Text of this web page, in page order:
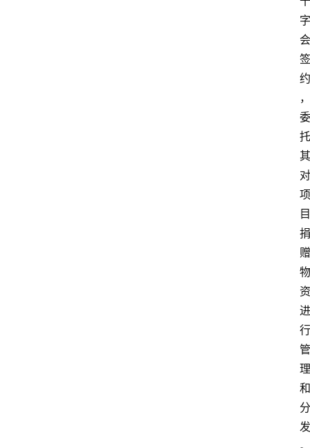
字
会
签
约
，
委
托
其
对
项
目
捐
赠
物
资
进
行
管
理
和
分
发